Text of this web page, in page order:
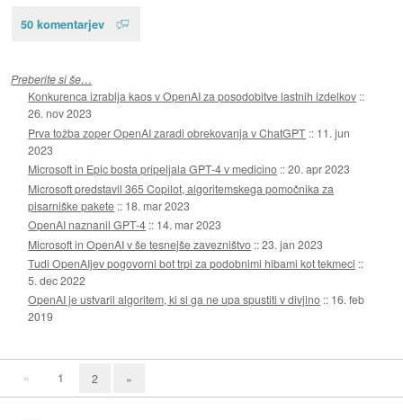
50 komentarjev
Preberite si še…
Konkurenca izrablja kaos v OpenAI za posodobitve lastnih izdelkov ::
26. nov 2023
Prva tožba zoper OpenAI zaradi obrekovanja v ChatGPT :: 11. jun
2023
Microsoft in Epic bosta pripeljala GPT-4 v medicino ::20. apr 2023
Microsoft predstavil 365 Copilot, algoritemskega pomočnika za
pisarniške pakete :: 18. mar 2023
OpenAI naznanil GPT-4 :: 14. mar 2023
Microsoft in OpenAI v še tesnejše zavezništvo ::23. jan 2023
Tudi OpenAIjev pogovorni bot trpi za podobnimi hibami kot tekmeci ::
5. dec 2022
OpenAI je ustvaril algoritem, ki si ga ne upa spustiti v divjino :: 16. feb
2019
« 1 2 »